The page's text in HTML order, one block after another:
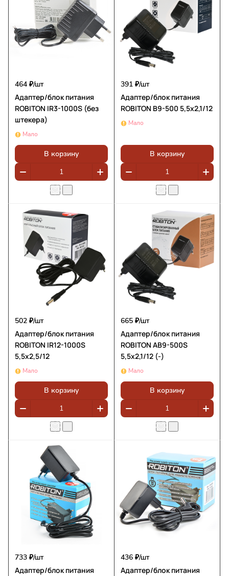
464 ₽/шт
Адаптер/блок питания
ROBITON IR3-1000S (без
штекера)
Мало
В корзину
391 ₽/шт
Адаптер/блок питания
ROBITON B9-500 5,5х2,1/12
Мало
В корзину
502 ₽/шт
Адаптер/блок питания
ROBITON IR12-1000S
5,5x2,5/12
Мало
В корзину
665 ₽/шт
Адаптер/блок питания
ROBITON AB9-500S
5,5х2,1/12 (-)
Мало
В корзину
733 ₽/шт
Адаптер/блок питания
436 ₽/шт
Адаптер/блок питания